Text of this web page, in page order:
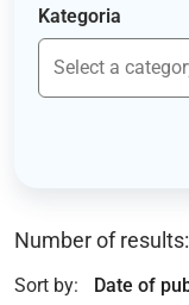
Kategoria
Number of results:
Sort by: